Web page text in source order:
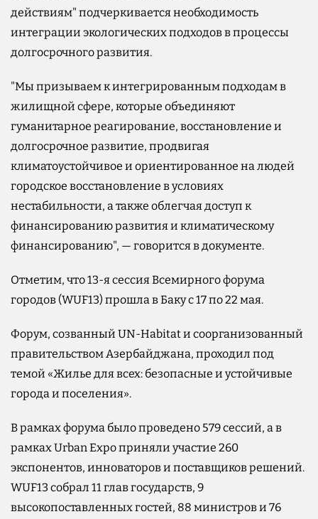
действиям" подчеркивается необходимость
интеграции экологических подходов в процессы
долгосрочного развития.
"Мы призываем к интегрированным подходам в
жилищной сфере, которые объединяют
гуманитарное реагирование, восстановление и
долгосрочное развитие, продвигая
климатоустойчивое и ориентированное на людей
городское восстановление в условиях
нестабильности, а также облегчая доступ к
финансированию развития и климатическому
финансированию", — говорится в документе.
Отметим, что 13-я сессия Всемирного форума
городов (WUF13) прошла в Баку с 17 по 22 мая.
Форум, созванный UN-Habitat и соорганизованный
правительством Азербайджана, проходил под
темой «Жилье для всех: безопасные и устойчивые
города и поселения».
В рамках форума было проведено 579 сессий, а в
рамках Urban Expo приняли участие 260
экспонентов, инноваторов и поставщиков решений.
WUF13 собрал 11 глав государств, 9
высокопоставленных гостей, 88 министров и 76